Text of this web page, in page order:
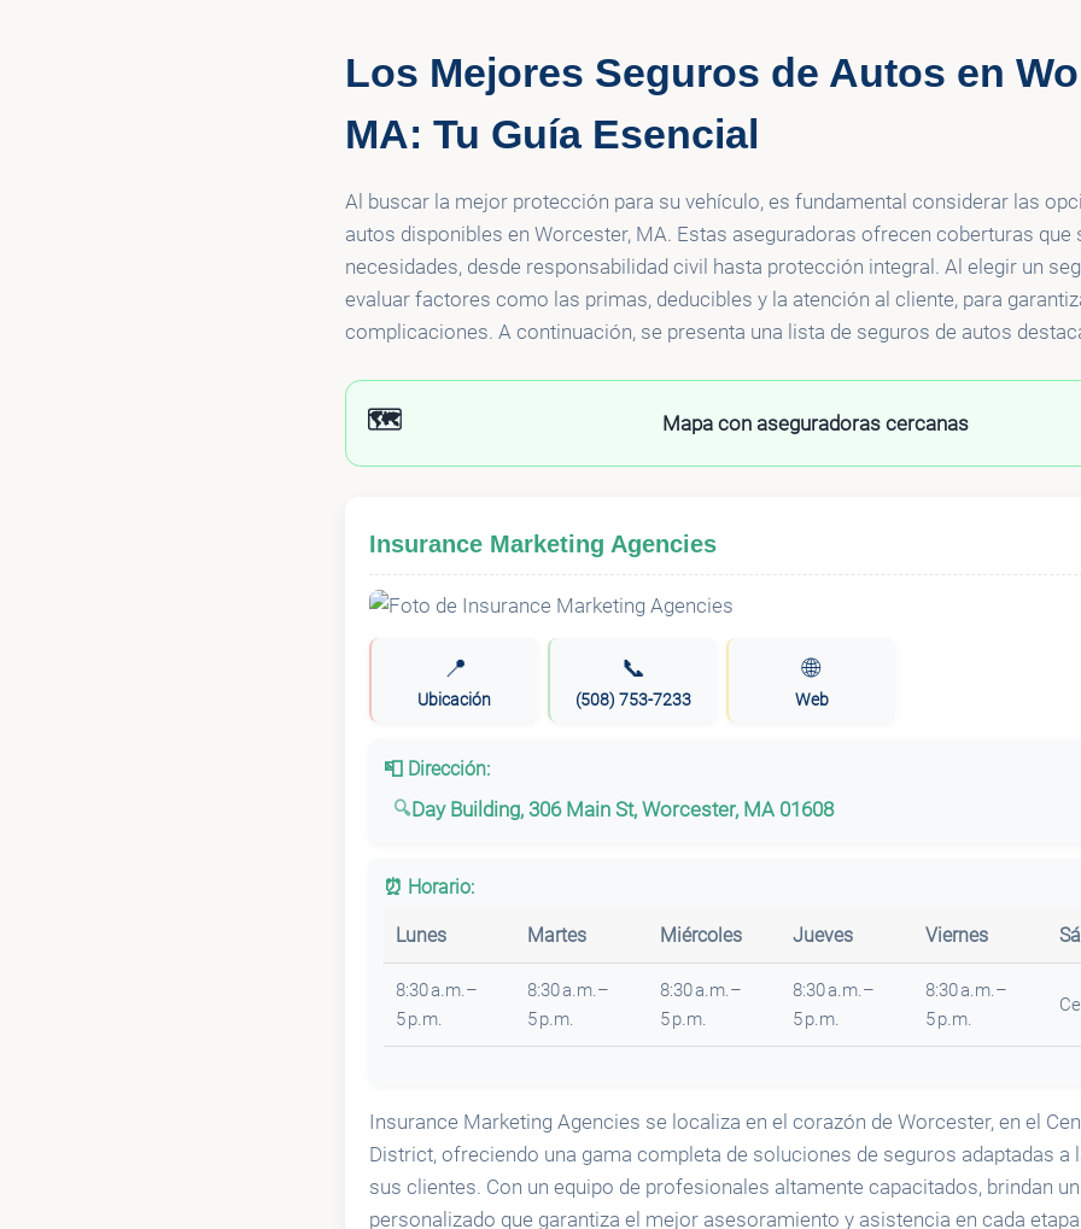
Los Mejores Seguros de Autos en
MA: Tu Guía Esencial
Al buscar la mejor protección para su vehículo, es fundamental considerar las
autos disponibles en Worcester, MA. Estas aseguradoras ofrecen coberturas que
necesidades, desde responsabilidad civil hasta protección integral. Al elegir un
evaluar factores como las primas, deducibles y la atención al cliente, para
complicaciones. A continuación, se presenta una lista de seguros de autos
🗺️ Mapa con aseguradoras cercanas
Insurance Marketing Agencies
📍
Ubicación
📞
(508) 753-7233
🌐
Web
📮 Dirección:
Day Building, 306 Main St, Worcester, MA 01608
⏰ Horario:
Lunes Martes Miércoles Jueves Viernes
8:30 a.m.–
5 p.m.
8:30 a.m.–
5 p.m.
8:30 a.m.–
5 p.m.
8:30 a.m.–
5 p.m.
8:30 a.m.–
5 p.m.
Insurance Marketing Agencies se localiza en el corazón de Worcester, en el
District, ofreciendo una gama completa de soluciones de seguros adaptadas a
sus clientes. Con un equipo de profesionales altamente capacitados, brindan
personalizado que garantiza el mejor asesoramiento y asistencia en cada